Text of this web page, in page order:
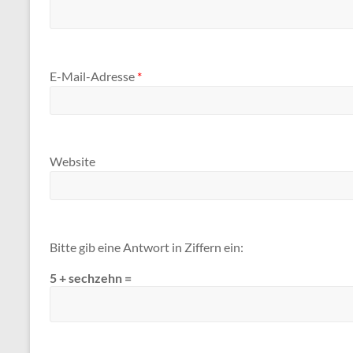
E-Mail-Adresse *
Website
Bitte gib eine Antwort in Ziffern ein:
5 + sechzehn =